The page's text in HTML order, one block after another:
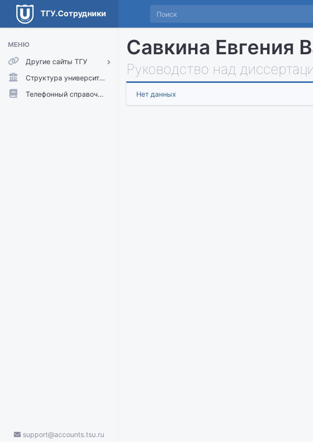
ТГУ.Сотрудники
МЕНЮ
Другие сайты ТГУ
ТГУ.Аккаунты
ТГУ.Расписание
Структура университета
Телефонный справочник
support@accounts.tsu.ru
Савкина Евгения
Руководство над
Нет данных